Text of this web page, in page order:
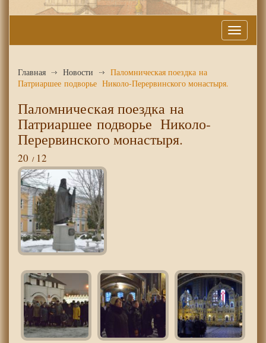
Меню
Главная Новости
Паломническая поездка на
Патриаршее подворье Николо-Перервинского монастыря.
Паломническая поездка на
Патриаршее подворье Николо-
Перервинского монастыря.
20 12